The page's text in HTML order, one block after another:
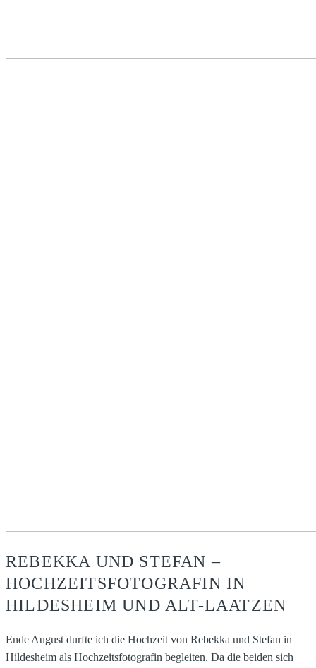
REBEKKA UND STEFAN –
HOCHZEITSFOTOGRAFIN IN
HILDESHEIM UND ALT-LAATZEN
Ende August durfte ich die Hochzeit von Rebekka und Stefan in
Hildesheim als Hochzeitsfotografin begleiten. Da die beiden sich